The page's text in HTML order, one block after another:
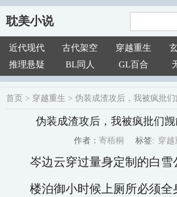
耽美小说
近代现代 古代架空 穿越重生
推理悬疑
BL同人 GL百合
首页 > 穿越重生 > 伪装成渣攻后，我被疯批们
伪装成渣攻后，我被疯批们
作者： 寄梧桐 标签: 穿越
岑边云穿过量身定制的白雪
楼泊御小时候上厕所必须全